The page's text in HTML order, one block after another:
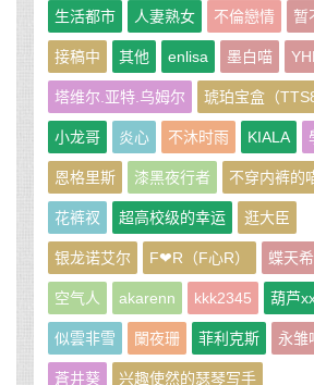
生活都市 人妻熟女 不倫戀情 暂
接稿中 其他 enlisa 墨白喵
塔维尔.亚特.乌姆尔 琥珀宝盒（
小龙哥 炎心 不沐时雨 KIALA
恩格里斯 漆黑夜行者 不穿内裤的
花裤衩 超高校级的幸运 逛大臣
银龙诺艾尔 F❤R（F心R） 蝶天希
空气人 akarenn kkk2345 葫芦
似雲非雪 闌夜珊 菲利克斯 永雏
蒼井葵 兴趣使然的瑟琴写手